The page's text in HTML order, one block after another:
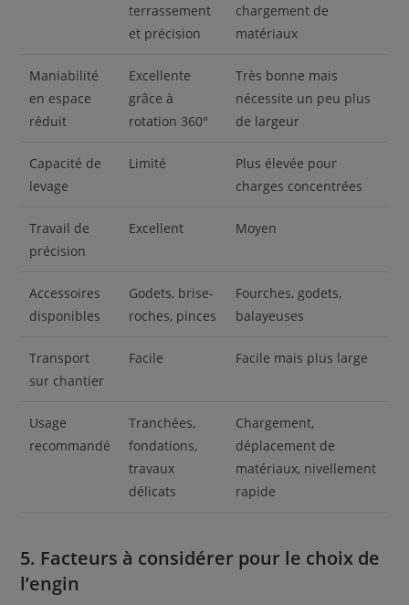
terrassement
et précision
chargement de
matériaux
Maniabilité
en espace
réduit
Excellente
grâce à
rotation 360°
Très bonne mais
nécessite un peu plus
de largeur
Capacité de
levage
Limité
Plus élevée pour
charges concentrées
Travail de
précision
Excellent Moyen
Accessoires
disponibles
Godets, brise-
roches, pinces
Fourches, godets,
balayeuses
Transport
sur chantier
Facile Facile mais plus large
Usage
recommandé
Tranchées,
fondations,
travaux
délicats
Chargement,
déplacement de
matériaux, nivellement
rapide
5. Facteurs à considérer pour le choix de
l’engin